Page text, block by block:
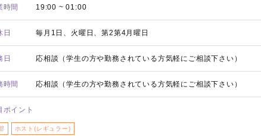
時間 19:00 ~ 01:00
日 毎月1日、火曜日、第2第4月曜日
日 応相談（学生の方や勤務されている方気軽にご相談下さい）
時間 応相談（学生の方や勤務されている方気軽にご相談下さい）
ポイント
ホスト(レギュラー)